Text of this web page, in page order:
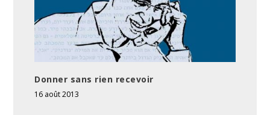
Donner sans rien recevoir
16 août 2013